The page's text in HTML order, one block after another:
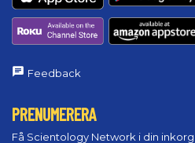
Feedback
PRENUMERERA
Få Scientology Network i din inkorg